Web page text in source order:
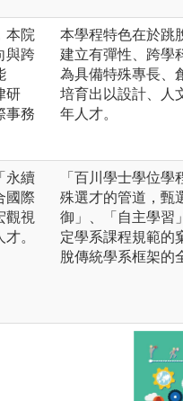
本院
與跨
研
事務
本學程特色在於跳
建立有彈性、跨學
為具備特殊專長、
培育出以設計、人
年人才。
永續
國際
觀視
。
「百川學士學位
殊選才的管道，甄
御」、「自主學習
定學系課程規範的
脫傳統學系框架的